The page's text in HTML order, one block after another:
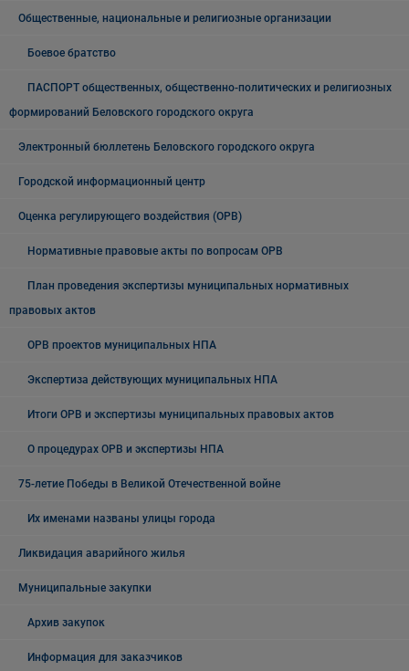
Общественные, национальные и религиозные организации
Боевое братство
ПАСПОРТ общественных, общественно-политических и религиозных
формирований Беловского городского округа
Электронный бюллетень Беловского городского округа
Городской информационный центр
Оценка регулирующего воздействия (ОРВ)
Нормативные правовые акты по вопросам ОРВ
План проведения экспертизы муниципальных нормативных
правовых актов
ОРВ проектов муниципальных НПА
Экспертиза действующих муниципальных НПА
Итоги ОРВ и экспертизы муниципальных правовых актов
О процедурах ОРВ и экспертизы НПА
75-летие Победы в Великой Отечественной войне
Их именами названы улицы города
Ликвидация аварийного жилья
Муниципальные закупки
Архив закупок
Информация для заказчиков